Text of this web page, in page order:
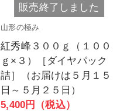
販売終了しました
山形の極み
紅秀峰３００ｇ（１００
ｇ×３）［ダイヤパック
詰］（お届けは５月１５
日～５月２５日）
5,400円（税込）